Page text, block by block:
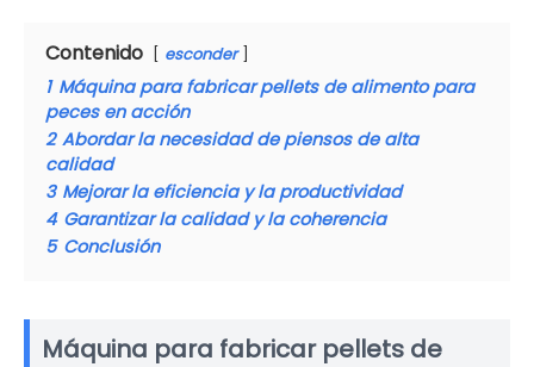
Contenido esconder
1 Máquina para fabricar pellets de alimento para
peces en acción
2 Abordar la necesidad de piensos de alta
calidad
3 Mejorar la eficiencia y la productividad
4 Garantizar la calidad y la coherencia
5 Conclusión
Máquina para fabricar pellets de